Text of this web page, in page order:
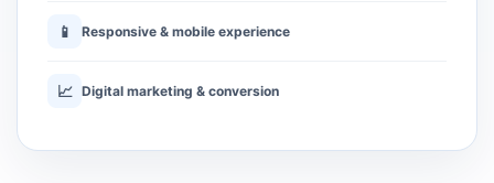
📱 Responsive & mobile experience
📈 Digital marketing & conversion